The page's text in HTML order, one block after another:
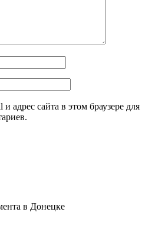
адрес сайта в этом браузере для
в Донецке